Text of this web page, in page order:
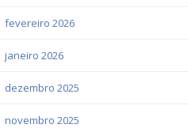
fevereiro 2026
janeiro 2026
dezembro 2025
novembro 2025